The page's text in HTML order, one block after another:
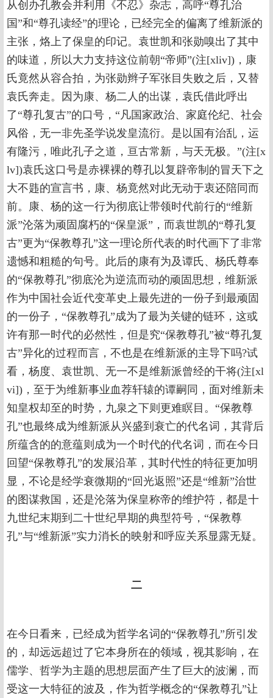
从创办孔教会并利用《不忍》杂志，高呼“尊孔治
国”和“尊孔读经”的理论，已经完全的偏离了维新派的
主张，烙上了保皇的印记。袁世凯和张勋嗅出了其中
的味道，所以大力支持这位前朝“帝师”(注[xliv])，康
氏竟然从容合拍，为张勋辫子军张目失败之后，又替
袁氏奔走。因为康、杨二人的出谋，袁氏借此呼出
了“尊孔复古”的口号，“凡国家政治、家庭伦纪、社会
风俗，无一非先圣学说发皇流衍。是以国有治乱，运
有隆污，唯此孔子之道，亘古常新，与天无极。”(注[x
lv])袁氏这口号是赤裸裸的尊孔以复辟帝制的冒天下之
大不韪的宣言书，康、杨竟然对此无动于衷还陪同而
前。康、杨的这一行为彻底让带领时代前行的“维新
派”沦落为顽固腐朽的“保皇派”，而袁世凯的“尊孔复
古”更为“保教尊孔”这一理论所代表的时代画下了非常
遗憾和粗糙的句号。此后的康有为及谭氏、杨氏尊奉
的“保教尊孔”彻底沦为逆流而动的顽固思想，维新派
作为中国社会近代变革史上最先进的一份子到最顽固
的一份子，“保教尊孔”成为了最为关键的链环，这或
许有那一时代的必然性，但是究“保教尊孔”被“尊孔复
古”异化的过程而言，不也是在维新派的主导下吗?试
看，杨度、袁世凯、无一不是维新派曾经的干将(注[xl
vi])，至于为维新事业血荐轩辕的谭嗣同，面对维新未
知皇权却至的时势，九泉之下则更难瞑目。“保教尊
孔”也最终成为维新派从兴盛到衰亡的代名词，其背后
所蕴含的的意蕴则成为一个时代的代名词，而在今日
回望“保教尊孔”的发展沿革，其时代性的特征更加明
显，不论是经学衰微期的“回光返照”还是“维新”治世
的图谋救国，还是沦落为保皇称帝的维护符，都是十
九世纪末期到二十世纪早期的典型符号，“保教尊
孔”与“维新派”实力消长的映射和呼应关系显露无疑。
二
在今日看来，已经成为哲学名词的“保教尊孔”所引发
的，却远远超过了它本身所在的领域，视其影响，在
儒学、哲学为主题的思想层面产生了巨大的波澜，而
受这一大特征的波及，作为哲学概念的“保教尊孔”让